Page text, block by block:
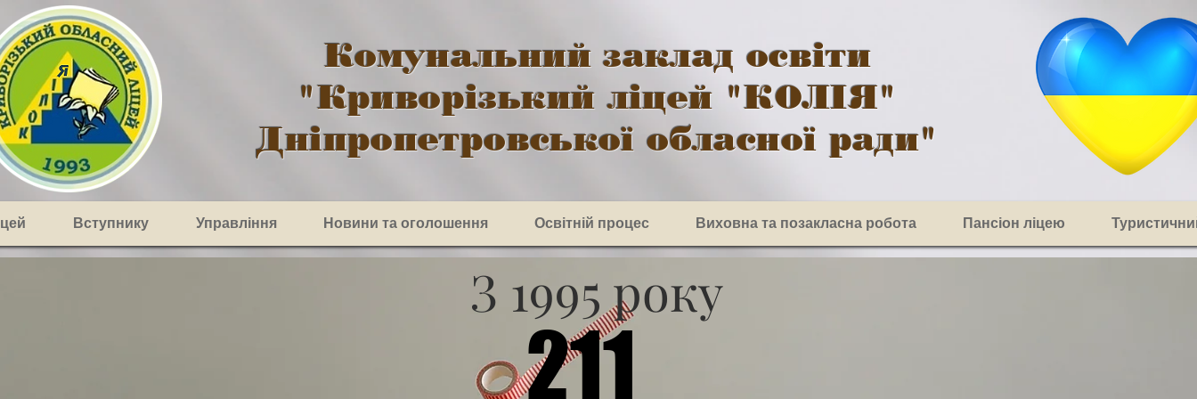
Комунальний заклад освіти
"Криворізький ліцей "КОЛІЯ"
Дніпропетровської обласної ради"
Вступнику Управління Новини та оголошення Освітній процес Виховна та позакласна робота Пансіон ліцею
З 1995 року
211
211